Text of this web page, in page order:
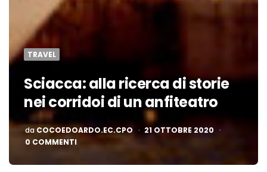
TRAVEL
Sciacca: alla ricerca di storie
nei corridoi di un anfiteatro
PUBBLICATO
da COCOEDOARDO.EC.CPO
21 OTTOBRE 2020
0 COMMENTI